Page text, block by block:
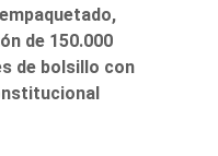
de 150.000
de bolsillo con